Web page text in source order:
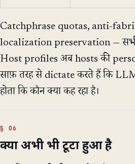
Catchphrase quotas, anti-
localization preservation — सभी
Host profiles अब hosts की
साफ़ तरह से dictate करते हैं कि
होता कि कौन क्या कह रहा है।
क्या अभी भी टूटा हुआ है